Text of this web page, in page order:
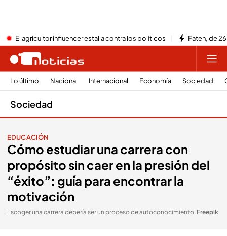
El agricultor influencer estalla contra los políticos Faten, de
Lo último Nacional Internacional Economía Sociedad
Sociedad
EDUCACIÓN
Cómo estudiar una carrera con
propósito sin caer en la presión del
“éxito”: guía para encontrar la
motivación
Escoger una carrera debería ser un proceso de autoconocimiento. Freepik